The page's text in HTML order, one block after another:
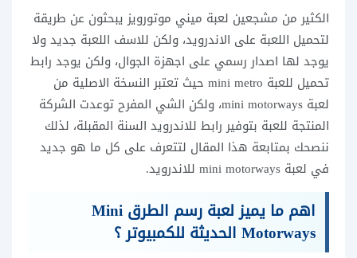
الكثير من مشجعين لعبة ميني موتورويز يبحثون عن طريقة
لتحميل اللعبة على الاندرويد، ولكن للاسف اللعبة جديد ولا
يوجد لها اصدار رسمي على اجهزة الجوال، ولكن يوجد رابط
تحميل للعبة mini metro حيث تعتبر النسخة الاصلية من
لعبة mini motorways، ولكن الشي المفرح توعدت الشركة
المنتجة للعبة بتوفير رابط للاندرويد السنة المقبلة، لذلك
ننصحك بمتابعة هذا المقال لتتعرف على كل ما هو جديد
في لعبة mini motorways للاندرويد.
اهم ما يميز لعبة رسم الطرق Mini
Motorways الحديثة للكمبيوتر ؟